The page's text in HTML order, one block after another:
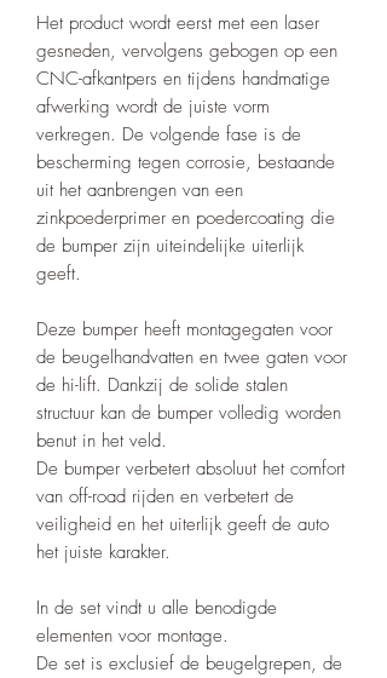
Het product wordt eerst met een laser
gesneden, vervolgens gebogen op een
CNC-afkantpers en tijdens handmatige
afwerking wordt de juiste vorm
verkregen. De volgende fase is de
bescherming tegen corrosie, bestaande
uit het aanbrengen van een
zinkpoederprimer en poedercoating die
de bumper zijn uiteindelijke uiterlijk
geeft.
Deze bumper heeft montagegaten voor
de beugelhandvatten en twee gaten voor
de hi-lift. Dankzij de solide stalen
structuur kan de bumper volledig worden
benut in het veld.
De bumper verbetert absoluut het comfort
van off-road rijden en verbetert de
veiligheid en het uiterlijk geeft de auto
het juiste karakter.
In de set vindt u alle benodigde
elementen voor montage.
De set is exclusief de beugelgrepen, de